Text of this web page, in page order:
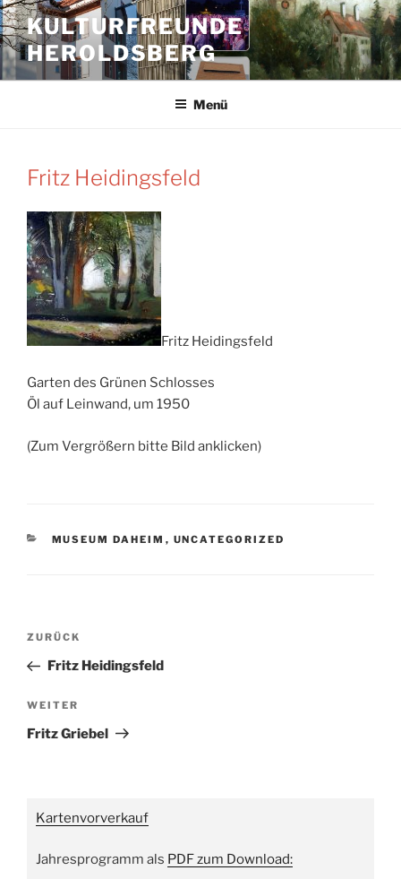
Zum
Inhalt
springen
KULTURFREUNDE
HEROLDSBERG
Menü
Fritz Heidingsfeld
Fritz Heidingsfeld
Garten des Grünen Schlosses
Öl auf Leinwand, um 1950
(Zum Vergrößern bitte Bild anklicken)
KATEGORIEN
MUSEUM DAHEIM , UNCATEGORIZED
Beitragsnavigation
Vorheriger
Beitrag
ZURÜCK
Fritz Heidingsfeld
Nächster
Beitrag
WEITER
Fritz Griebel
Kartenvorverkauf
Jahresprogramm als PDF zum Download: